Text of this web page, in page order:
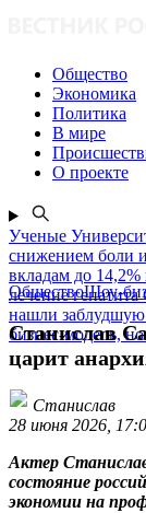
Общество
Экономика
Политика
В мире
О проекте
Ученые
снижением боли
вкладам до
лечение
нашли
бизнес-модель, но
ОбществоШоу-
Станислав
царит
Станислав
28 июня 2026,
Актер
состояние
экономии на